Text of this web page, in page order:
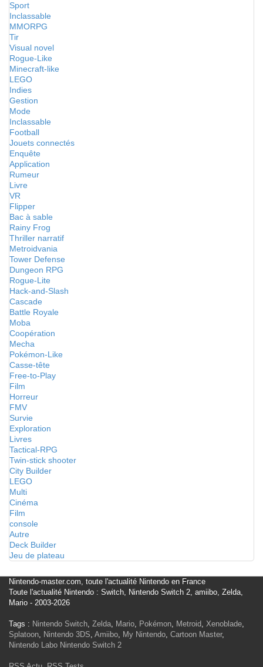
Sport
Inclassable
MMORPG
Tir
Visual novel
Rogue-Like
Minecraft-like
LEGO
Indies
Gestion
Mode
Inclassable
Football
Jouets connectés
Enquête
Application
Rumeur
Livre
VR
Flipper
Bac à sable
Rainy Frog
Thriller narratif
Metroidvania
Tower Defense
Dungeon RPG
Rogue-Lite
Hack-and-Slash
Cascade
Battle Royale
Moba
Coopération
Mecha
Pokémon-Like
Casse-tête
Free-to-Play
Film
Horreur
FMV
Survie
Exploration
Livres
Tactical-RPG
Twin-stick shooter
City Builder
LEGO
Multi
Cinéma
Film
console
Autre
Deck Builder
Jeu de plateau
Nintendo-master.com, toute l'actualité Nintendo en France
Toute l'actualité Nintendo : Switch, Nintendo Switch 2, amiibo, Zelda,
Mario - 2003-2026
Tags : Nintendo Switch, Zelda, Mario, Pokémon, Metroid, Xenoblade,
Splatoon, Nintendo 3DS, Amiibo, My Nintendo, Cartoon Master,
Nintendo Labo Nintendo Switch 2